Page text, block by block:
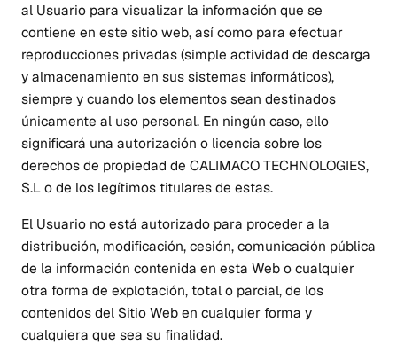
al Usuario para visualizar la información que se
contiene en este sitio web, así como para efectuar
reproducciones privadas (simple actividad de descarga
y almacenamiento en sus sistemas informáticos),
siempre y cuando los elementos sean destinados
únicamente al uso personal. En ningún caso, ello
significará una autorización o licencia sobre los
derechos de propiedad de CALIMACO TECHNOLOGIES,
S.L o de los legítimos titulares de estas.
El Usuario no está autorizado para proceder a la
distribución, modificación, cesión, comunicación pública
de la información contenida en esta Web o cualquier
otra forma de explotación, total o parcial, de los
contenidos del Sitio Web en cualquier forma y
cualquiera que sea su finalidad.